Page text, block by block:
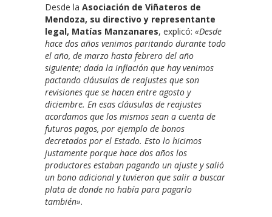
Desde la Asociación de Viñateros de
Mendoza, su directivo y representante
legal, Matías Manzanares, explicó: «Desde
hace dos años venimos paritando durante todo
el año, de marzo hasta febrero del año
siguiente; dada la inflación que hay venimos
pactando cláusulas de reajustes que son
revisiones que se hacen entre agosto y
diciembre. En esas cláusulas de reajustes
acordamos que los mismos sean a cuenta de
futuros pagos, por ejemplo de bonos
decretados por el Estado. Esto lo hicimos
justamente porque hace dos años los
productores estaban pagando un ajuste y salió
un bono adicional y tuvieron que salir a buscar
plata de donde no había para pagarlo
también».